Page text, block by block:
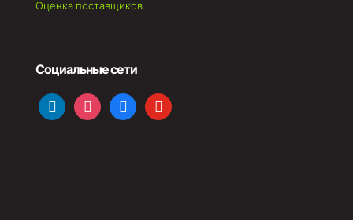
Оценка поставщиков
Социальные сети
linkedin instagramfacebookyoutube